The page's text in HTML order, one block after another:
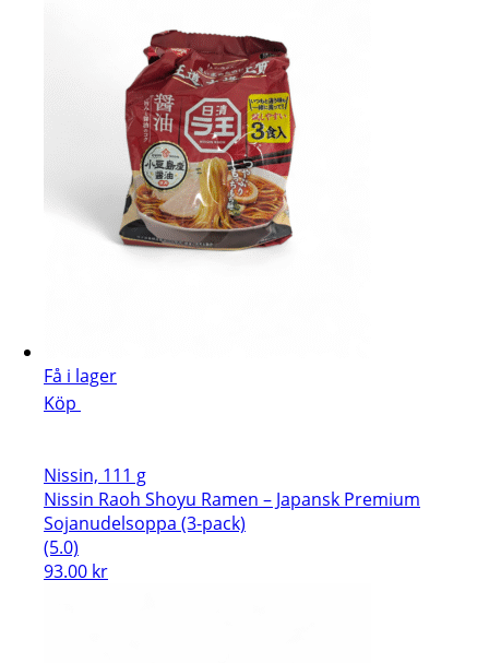
Få i lager
Köp
Nissin, 111 g
Nissin Raoh Shoyu Ramen – Japansk Premium
Sojanudelsoppa (3-pack)
(5.0)
93.00 kr